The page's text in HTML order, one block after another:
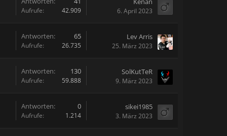
Aufrufe: 42.909 6. April 2023
Antworten: 65
Aufrufe: 26.735
Lev Arris
25. März 2023
Antworten: 130
Aufrufe: 59.888
SolKutTeR
9. März 2023
Antworten: 0
Aufrufe: 1.214
sikei1985
3. März 2023